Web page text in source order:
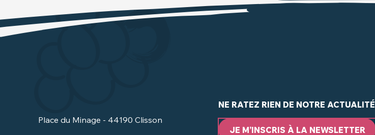
Place du Minage - 44190 Clisson
NE RATEZ RIEN DE NOTRE ACTUALITÉ
JE M’INSCRIS À LA NEWSLETTER